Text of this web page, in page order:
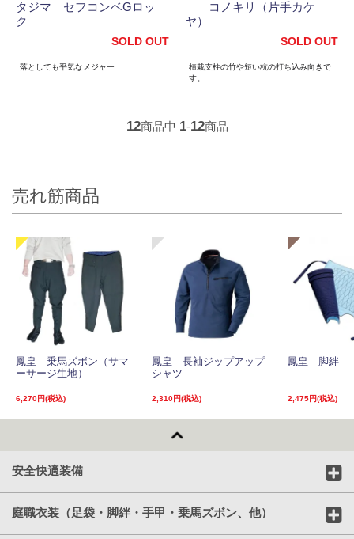
タジマ セフコンベGロッ
ク
SOLD OUT
落としても平気なメジャー
コノキリ（片手カケ
ヤ）
SOLD OUT
植栽支柱の竹や短い杭の打ち込み向きで
す。
12商品中 1-12商品
売れ筋商品
鳳皇 乗馬ズボン（サマ
ーサージ生地）
6,270円(税込)
鳳皇 長袖ジップアップ
シャツ
2,310円(税込)
鳳皇 脚絆
2,475円(税込)
安全快適装備
庭職衣装（足袋・脚絆・手甲・乗馬ズボン、他）